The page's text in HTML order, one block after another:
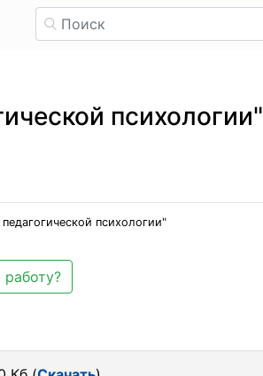
психологии"
психологии"
работу?